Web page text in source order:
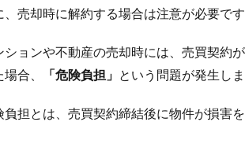
、売却時に解約する場合は注意が必要です
ションや不動産の売却時には、売買契約
場合、
「危険負担」 という問題が発生しま
負担とは、売買契約締結後に物件が損害